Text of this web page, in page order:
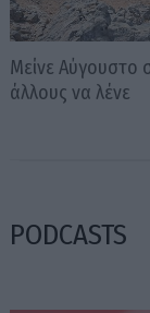
Μείνε Αύγουστο
άλλους να λένε
PODCASTS